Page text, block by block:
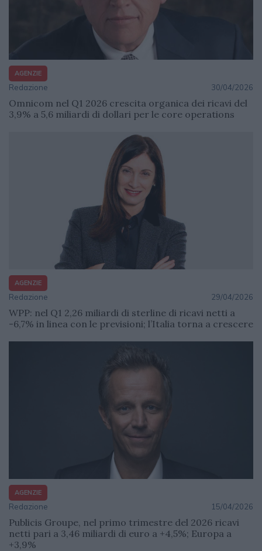
AGENZIE
Redazione 30/04/2026
Omnicom nel Q1 2026 crescita organica dei ricavi del
3,9% a 5,6 miliardi di dollari per le core operations
AGENZIE
Redazione 29/04/2026
WPP: nel Q1 2,26 miliardi di sterline di ricavi netti a
-6,7% in linea con le previsioni; l’Italia torna a crescere
AGENZIE
Redazione 15/04/2026
Publicis Groupe, nel primo trimestre del 2026 ricavi
netti pari a 3,46 miliardi di euro a +4,5%; Europa a
+3,9%